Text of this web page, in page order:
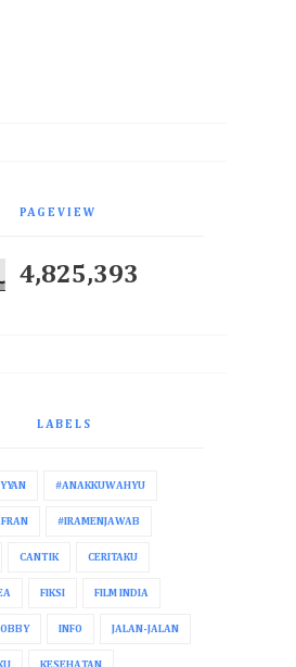
PAGEVIEW
4,825,393
LABELS
#ANAKKUWAHYU
#IRAMENJAWAB
CANTIK CERITAKU
FIKSI FILM INDIA
INFO JALAN-JALAN